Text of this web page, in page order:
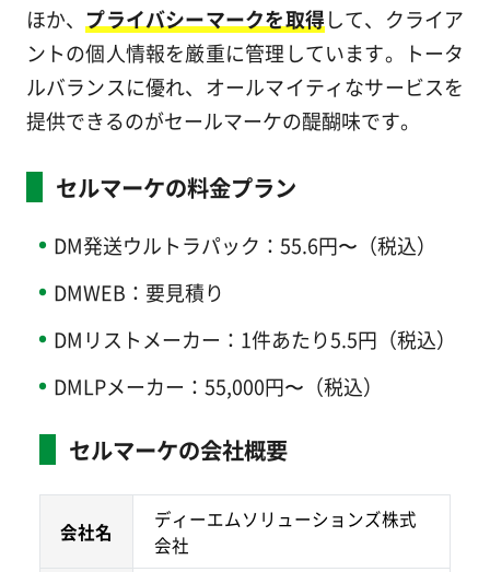
ほか、 プライバシーマークを取得して、クライア
ントの個人情報を厳重に管理しています。トータ
ルバランスに優れ、オールマイティなサービスを
提供できるのがセールマーケの醍醐味です。
セルマーケの料金プラン
DM発送ウルトラパック：55.6円〜（税込）
DMWEB：要見積り
DMリストメーカー：1件あたり5.5円（税込）
DMLPメーカー：55,000円〜（税込）
セルマーケの会社概要
会社名
ディーエムソリューションズ株式
会社